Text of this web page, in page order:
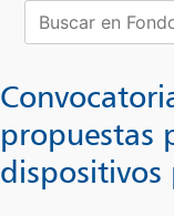
Buscar:
propuestas
dispositivos